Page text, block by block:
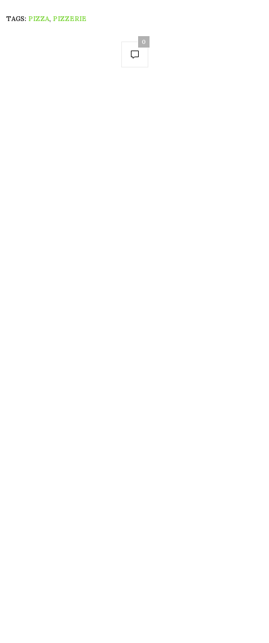
TAGS: PIZZA, PIZZERIE
0